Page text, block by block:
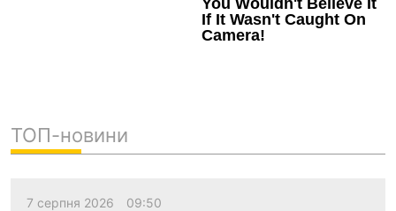
ТОП-новини
7 серпня 2026 09:50